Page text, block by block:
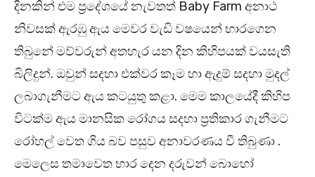
දිනකින් එම ප්‍රදේශයේ නැවතත් Baby Farm අනාථ
නිවසක් ඇරඹු ඇය මෙවර වැඩි වෂයෙන් භාරගෙන
තිබුනේ මව්වරුන් අතහැර යන දින කිහිපයක් වයසැති
බිලිදුන්. ඔවුන් සදහා එක්වර කෑම හා ඇදුම් සදහා මුදල්
ලබාගැනීමට ඇය කටයුතු කළා. මෙම කාලයේදී කිහිප
විටක්ම ඇය මානසික රෝගය සදහා ප්‍රතිකාර ගැනීමට
රෝහල් වෙත ගිය බව පසුව අනාවරණය වී තිබුණා .
මෙලෙස තමාවෙත භාර දෙන දරුවන් බොහෝ